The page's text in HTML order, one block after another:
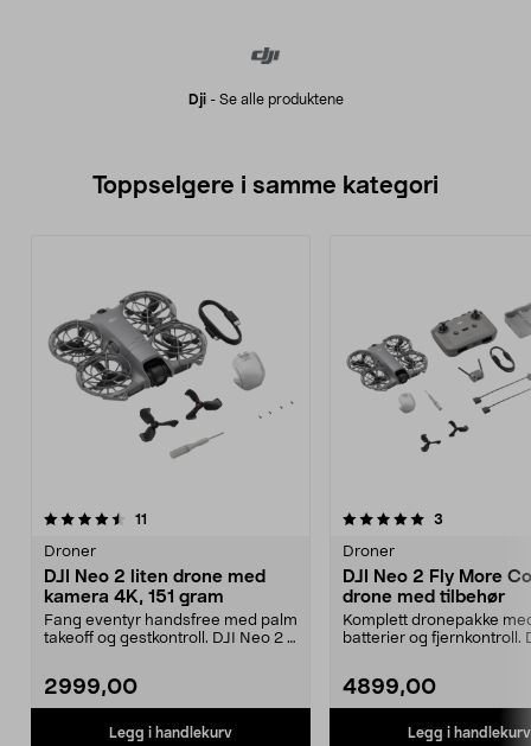
Dji- Se alle produktene
Toppselgere i samme kategori
11
Droner
DJI Neo 2 liten drone med
kamera 4K, 151 gram
Fang eventyr handsfree med palm
takeoff og gestkontroll. DJI Neo 2 –
2999,00
Legg i handlekurv
5.0 av 5 stjerner 3
Droner
DJI Neo 2 Fly More
drone med tilbehør
Komplett dronepakke
batterier og fjernkontroll.
4899,00
Legg i handlekurv
3.5 av 5 stjerner